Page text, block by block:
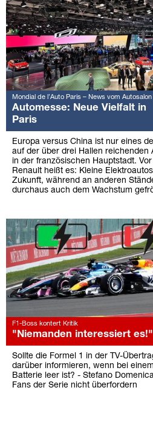
Mondial de l’Auto Paris – News vom Autosalon
Automesse: Neue Vielfalt in
Paris
Europa versus China ist nur eines
auf der über drei Hallen reichenden
in der französischen Hauptstadt. Vor
Renault heißt es: Kleine
Zukunft, während an anderen
durchaus auch dem Wachstum
F1-Boss kontert Kritik
"Niemanden interessiert es!"
Sollte die Formel 1 in der TV-
darüber informieren, wenn bei
Batterie leer ist? - Stefano
Fans der Serie nicht überfordern